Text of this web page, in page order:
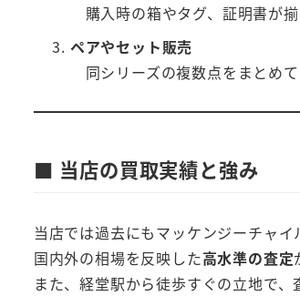
購入時の箱やタグ、証明書が
ペアやセット販売
同シリーズの複数点をまとめ
■ 当店の買取実績と強み
当店では過去にもマッケンジーチャ
国内外の相場を反映した高水準の査定
また、経堂駅から徒歩すぐの立地で、